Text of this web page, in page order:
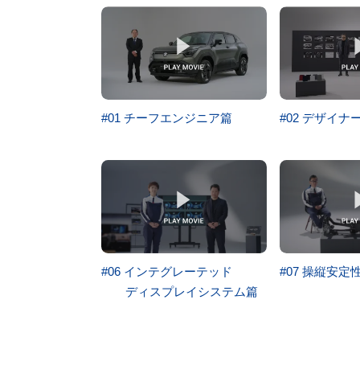
#01 チーフエンジニア篇 #02 デザイナ
#06 インテグレーテッド
ディスプレイシステム篇
#07 操縦安定